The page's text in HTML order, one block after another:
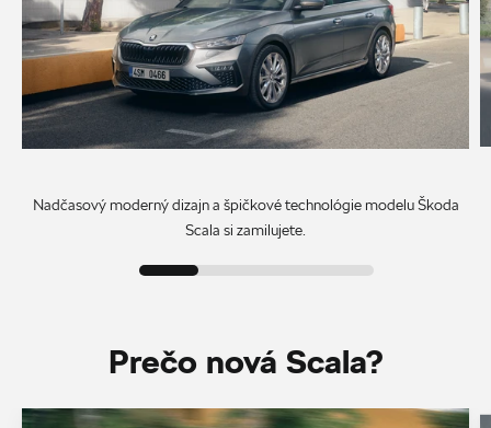
Nadčasový moderný dizajn a špičkové technológie modelu Škoda
Scala si zamilujete.
Prečo nová Scala?